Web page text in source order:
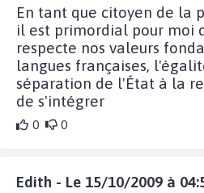
En tant que citoyen de la
il est primordial pour moi
respecte nos valeurs
langues françaises,
séparation de l'État à la
de s'intégrer
0 0
Edith - Le 15/10/2009 à